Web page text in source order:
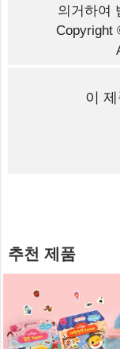
의거하여
Copyright
이
추천 제품